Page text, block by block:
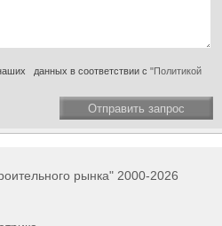
данных в соответствии с "Политикой
Отправить запрос
рынка" 2000-2026